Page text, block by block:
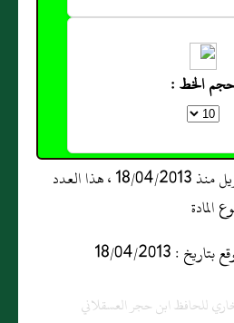
الخط :
* : عدد المشاهدات و التنزيل منذ 18/04/2013 ، هذا العدد
المادة
: 18/04/2013
للحافظ ابن حجر العسقلاني